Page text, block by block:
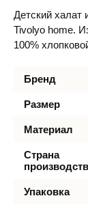
Детский халат
Tivolyo home.
100%
Бренд
Размер
Материал
Страна
Упаковка